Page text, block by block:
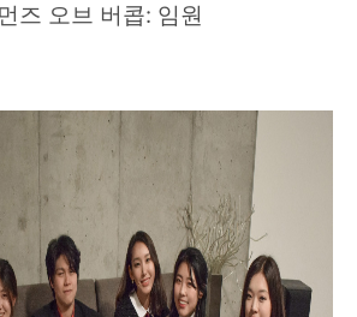
즈 오브 버콥: 임원